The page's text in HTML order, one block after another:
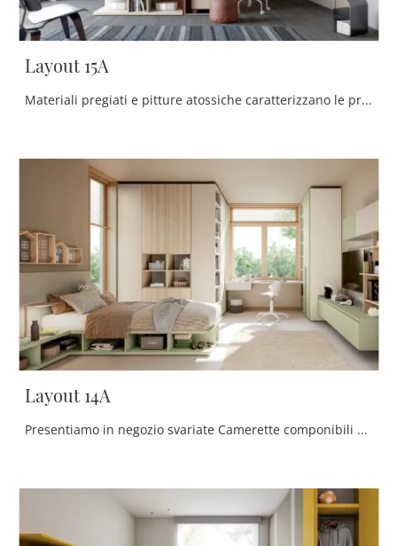
Layout 15A
Materiali pregiati e pitture atossiche caratterizzano le proposte del brand, tra cui troverai anche quelle design componibili ideali per te.
Layout 14A
Presentiamo in negozio svariate Camerette componibili moderne per ragazzi del brand, ideali per accompagnarli durante il loro sviluppo.